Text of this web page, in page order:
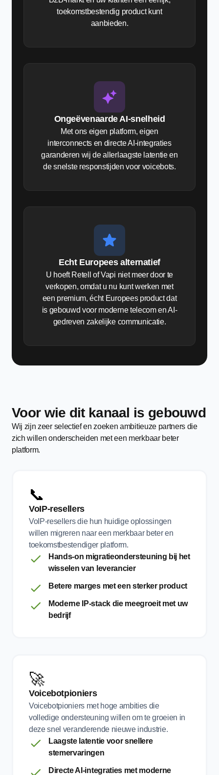
toekomstbestendig product kunt
aanbieden.
Ongeëvenaarde AI-snelheid
Met ons eigen platform, eigen
interconnects en directe AI-integraties
garanderen wij de allerlaagste latentie en
de snelste responstijden voor voicebots.
Echt Europees alternatief
U hoeft Retell of Vapi niet meer door te
verkopen, omdat u nu kunt werken met
een premium, écht Europees product dat
is gebouwd voor moderne telecom en AI-
gedreven zakelijke communicatie.
Voor wie dit kanaal is gebouwd
Wij zijn zeer selectief en zoeken ambitieuze partners die
zich willen onderscheiden met een merkbaar beter
platform.
📞
VoIP-resellers
VoIP-resellers die hun huidige oplossingen
willen migreren naar een merkbaar beter en
toekomstbestendiger platform.
Hands-on migratieondersteuning bij het
wisselen van leverancier
Betere marges met een sterker product
Moderne IP-stack die meegroeit met uw
bedrijf
🚀
Voicebotpioniers
Voicebotpioniers met hoge ambities die
volledige ondersteuning willen om te groeien in
deze snel veranderende nieuwe industrie.
Laagste latentie voor snellere
stemervaringen
Directe AI-integraties met moderne